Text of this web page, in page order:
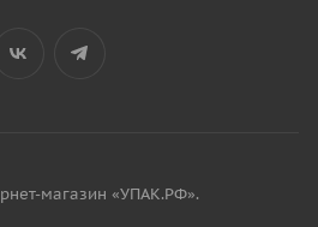
магазин «УПАК.РФ».